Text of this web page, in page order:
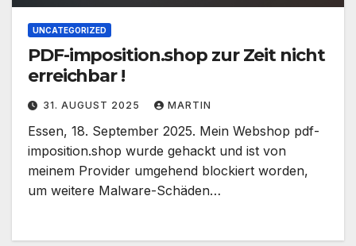
UNCATEGORIZED
PDF-imposition.shop zur Zeit nicht
erreichbar !
31. AUGUST 2025 MARTIN
Essen, 18. September 2025. Mein Webshop pdf-
imposition.shop wurde gehackt und ist von
meinem Provider umgehend blockiert worden,
um weitere Malware-Schäden…